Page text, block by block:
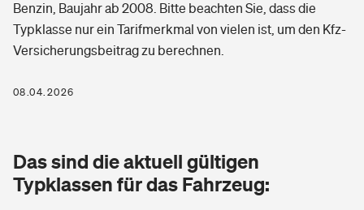
Arbeitsrechtsschutz
Berufshaftpflichtversicherung
Zur Übersicht
Tools
Elementarversicherung
Glasversicherung
Pri­vate Haft­pflicht­
Kinderunfall­ver­si­che­rung
Gesundheit
Private Krankenversicherung
Dread-Disease-Versicherung
Benzin, Baujahr ab 2008. Bitte beachten Sie, dass die
Typklasse nur ein Tarifmerkmal von vielen ist, um den Kfz-
Versicherungsbeitrag zu berechnen.
08.04.2026
Das sind die aktuell gültigen
Typklassen für das Fahrzeug: